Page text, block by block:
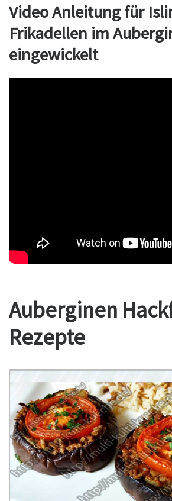
Video Anleitung für
Frikadellen im
eingewickelt
Auberginen
Rezepte